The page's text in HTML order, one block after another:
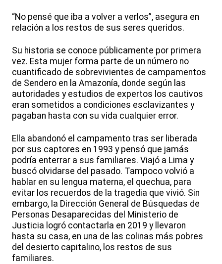
“No pensé que iba a volver a verlos”, asegura en
relación a los restos de sus seres queridos.
Su historia se conoce públicamente por primera
vez. Esta mujer forma parte de un número no
cuantificado de sobrevivientes de campamentos
de Sendero en la Amazonía, donde según las
autoridades y estudios de expertos los cautivos
eran sometidos a condiciones esclavizantes y
pagaban hasta con su vida cualquier error.
Ella abandonó el campamento tras ser liberada
por sus captores en 1993 y pensó que jamás
podría enterrar a sus familiares. Viajó a Lima y
buscó olvidarse del pasado. Tampoco volvió a
hablar en su lengua materna, el quechua, para
evitar los recuerdos de la tragedia que vivió. Sin
embargo, la Dirección General de Búsquedas de
Personas Desaparecidas del Ministerio de
Justicia logró contactarla en 2019 y llevaron
hasta su casa, en una de las colinas más pobres
del desierto capitalino, los restos de sus
familiares.